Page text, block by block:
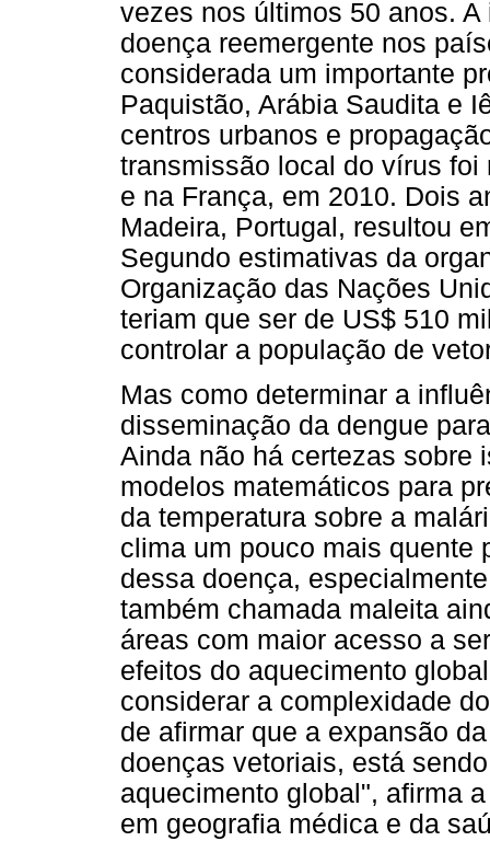
vezes nos últimos 50 anos.
doença reemergente nos
considerada um importante
Paquistão, Arábia Saudita e
centros urbanos e
transmissão local do vírus
e na França, em 2010. Dois
Madeira, Portugal, resultou
Segundo estimativas da
Organização das Nações
teriam que ser de US$ 510
controlar a população de
Mas como determinar a
disseminação da dengue
Ainda não há certezas sobre
modelos matemáticos para
da temperatura sobre a
clima um pouco mais quente
dessa doença,
também chamada maleita
áreas com maior acesso a
efeitos do aquecimento
considerar a complexidade
de afirmar que a expansão
doenças vetoriais, está
aquecimento global", afirma
em geografia médica e da